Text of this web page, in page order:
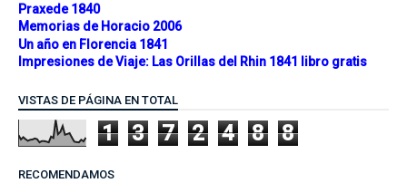
Praxede 1840
Memorias de Horacio 2006
Un año en Florencia 1841
Impresiones de Viaje: Las Orillas del Rhin 1841 libro gratis
VISTAS DE PÁGINA EN TOTAL
1 3 7 2 4 8 8
RECOMENDAMOS